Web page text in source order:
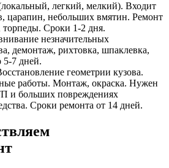
легкий, мелкий). Входит
царапин, небольших вмятин. Ремонт
Сроки 1-2 дня.
незначительных
демонтаж, рихтовка, шпаклевка,
5-7 дней.
геометрии кузова.
работы. Монтаж, окраска. Нужен
и больших повреждениях
Сроки ремонта от 14 дней.